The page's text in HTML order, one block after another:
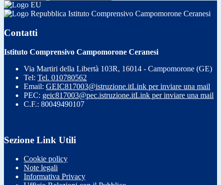
Istituto Comprensivo Campomorone Ceranesi
Contatti
Istituto Comprensivo Campomorone Ceranesi
Via Martiri della Libertà 103R, 16014 - Campomorone (GE)
Tel: Tel. 010780562
Email: GEIC817003@istruzione.itLink per inviare una mail
PEC: geic817003@pec.istruzione.itLink per inviare una mail
C.F.: 80049490107
Sezione Link Utili
Cookie policy
Note legali
Informativa Privacy